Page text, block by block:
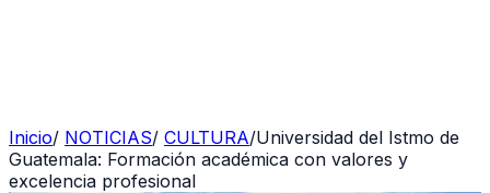
Inicio/ NOTICIAS/ CULTURA/Universidad del Istmo de
Guatemala: Formación académica con valores y
excelencia profesional